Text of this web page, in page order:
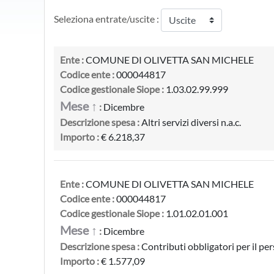
Seleziona entrate/uscite :
Ente :COMUNE DI OLIVETTA SAN MICHELE
Codice ente :000044817
Codice gestionale Siope : 1.03.02.99.999
Mese ↑ : Dicembre
Descrizione spesa :Altri servizi diversi n.a.c.
Importo :€ 6.218,37
Ente :COMUNE DI OLIVETTA SAN MICHELE
Codice ente :000044817
Codice gestionale Siope : 1.01.02.01.001
Mese ↑ : Dicembre
Descrizione spesa :Contributi obbligatori per il
Importo :€ 1.577,09